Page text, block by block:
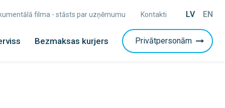
filma - stāsts par uzņēmumu Kontakti LV EN
Bezmaksas kurjers Privātpersonām